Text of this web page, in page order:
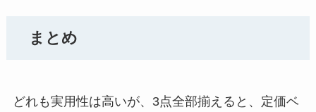
まとめ
どれも実用性は高いが、3点全部揃えると、定価ベ